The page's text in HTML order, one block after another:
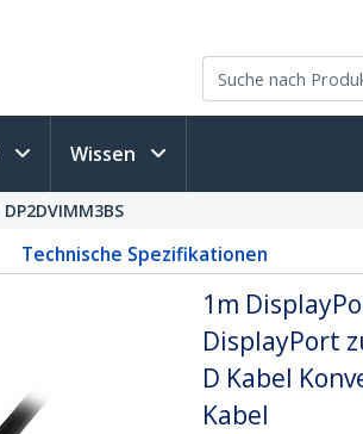
Wissen
DP2DVIMM3BS
Technische Spezifikationen
1m
DisplayPort
D Kabel
Kabel